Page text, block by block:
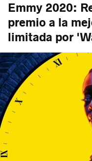
Emmy 2020:
premio a la
limitada por